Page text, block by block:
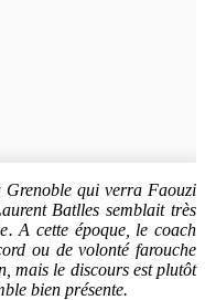
Grenoble qui verra Faouzi
Batlles semblait très
A cette époque, le coach
ou de volonté farouche
mais le discours est plutôt
bien présente.